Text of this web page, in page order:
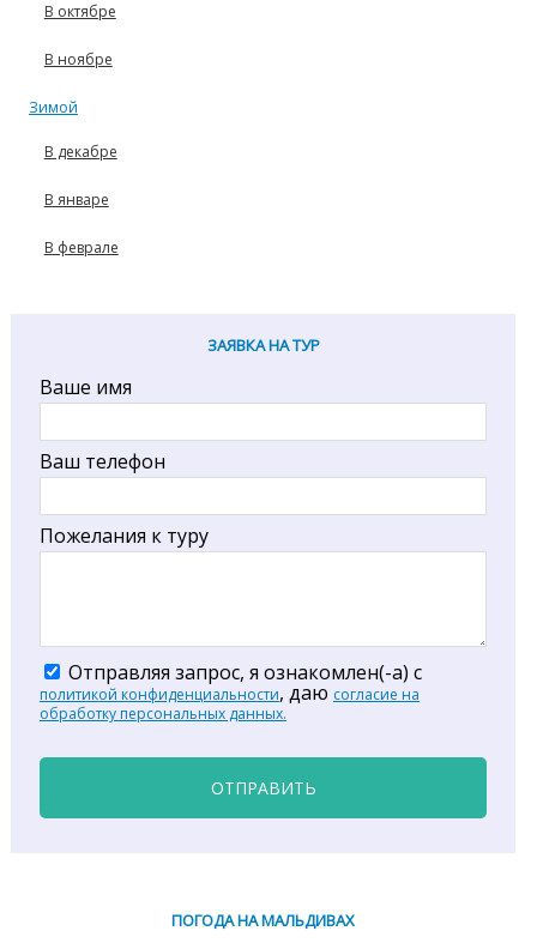
В октябре
В ноябре
Зимой
В декабре
В январе
В феврале
ЗАЯВКА НА ТУР
Ваше имя
Ваш телефон
Пожелания к туру
Отправляя запрос, я ознакомлен(-а) с
политикой конфиденциальности, даю согласие на
обработку персональных данных.
ОТПРАВИТЬ
ПОГОДА НА МАЛЬДИВАХ